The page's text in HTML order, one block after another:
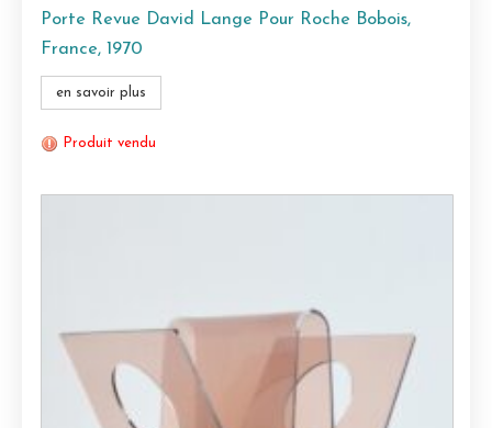
Porte Revue David Lange Pour Roche Bobois,
France, 1970
en savoir plus
Produit vendu